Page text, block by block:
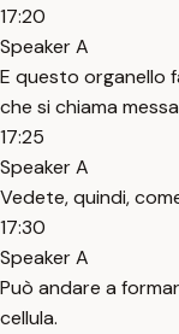
17:20
Speaker A
E questo organello
che si chiama
17:25
Speaker A
Vedete, quindi,
17:30
Speaker A
Può andare a
cellula.